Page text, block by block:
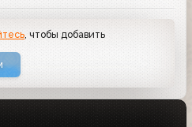
, чтобы добавить